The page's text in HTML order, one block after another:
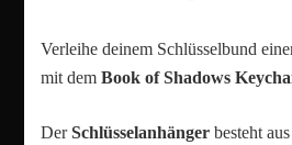
Verleihe deinem Schlüsselbund
mit dem Book of Shadows
DerSchlüsselanhänger besteht